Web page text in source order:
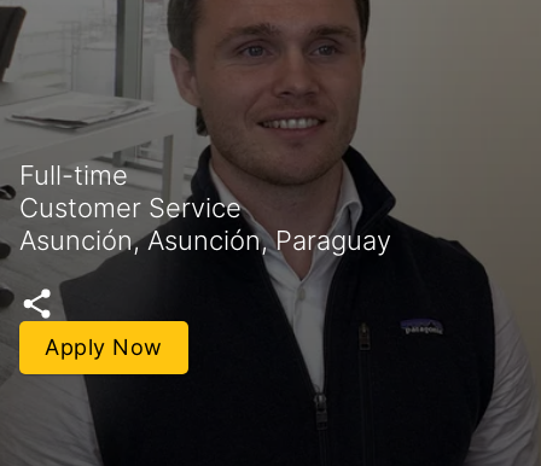
Full-time
Customer Service
Asunción, Asunción, Paraguay
Apply Now